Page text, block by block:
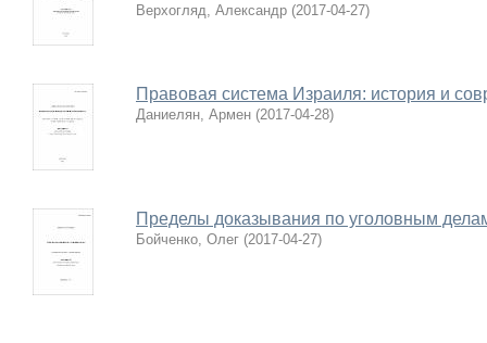
Верхогляд, Александр (2017-04-27)
Правовая система Израиля: история и
Даниелян, Армен (2017-04-28)
Пределы доказывания по уголовным
Бойченко, Олег (2017-04-27)